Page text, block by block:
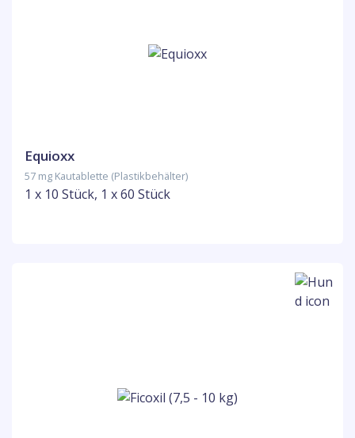
Equioxx
57 mg Kautablette (Plastikbehälter)
1 x 10 Stück, 1 x 60 Stück